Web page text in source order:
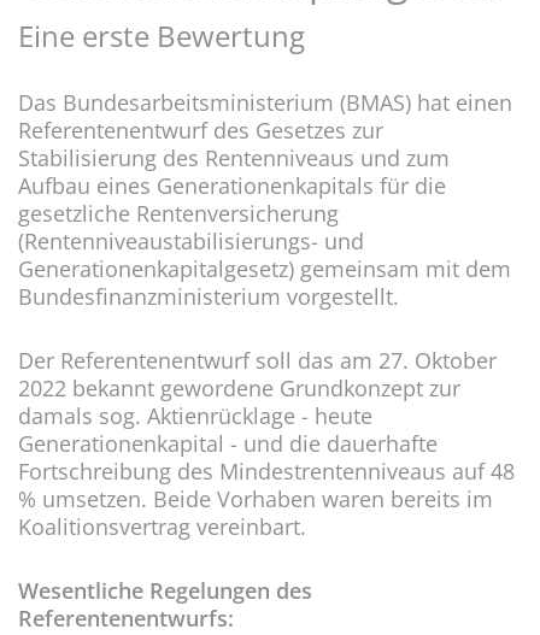
Eine erste Bewertung
Das Bundesarbeitsministerium (BMAS) hat einen
Referentenentwurf des Gesetzes zur
Stabilisierung des Rentenniveaus und zum
Aufbau eines Generationenkapitals für die
gesetzliche Rentenversicherung
(Rentenniveaustabilisierungs- und
Generationenkapitalgesetz) gemeinsam mit dem
Bundesfinanzministerium vorgestellt.
Der Referentenentwurf soll das am 27. Oktober
2022 bekannt gewordene Grundkonzept zur
damals sog. Aktienrücklage - heute
Generationenkapital - und die dauerhafte
Fortschreibung des Mindestrentenniveaus auf 48
% umsetzen. Beide Vorhaben waren bereits im
Koalitionsvertrag vereinbart.
Wesentliche Regelungen des
Referentenentwurfs: